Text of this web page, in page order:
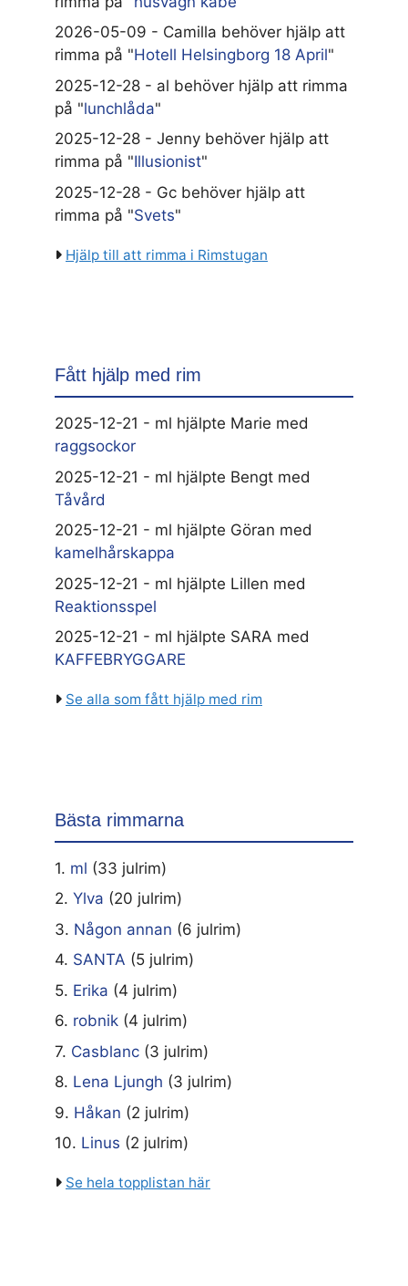
2026-05-09 - Camilla behöver hjälp att
rimma på "Hotell Helsingborg 18 April"
2025-12-28 - al behöver hjälp att rimma
på "lunchlåda"
2025-12-28 - Jenny behöver hjälp att
rimma på "Illusionist"
2025-12-28 - Gc behöver hjälp att
rimma på "Svets"
Hjälp till att rimma i Rimstugan
Fått hjälp med rim
2025-12-21 - ml hjälpte Marie med
raggsockor
2025-12-21 - ml hjälpte Bengt med
Tåvård
2025-12-21 - ml hjälpte Göran med
kamelhårskappa
2025-12-21 - ml hjälpte Lillen med
Reaktionsspel
2025-12-21 - ml hjälpte SARA med
KAFFEBRYGGARE
Se alla som fått hjälp med rim
Bästa rimmarna
1. ml (33 julrim)
2. Ylva (20 julrim)
3. Någon annan (6 julrim)
4. SANTA (5 julrim)
5. Erika (4 julrim)
6. robnik (4 julrim)
7. Casblanc (3 julrim)
8. Lena Ljungh (3 julrim)
9. Håkan (2 julrim)
10. Linus (2 julrim)
Se hela topplistan här